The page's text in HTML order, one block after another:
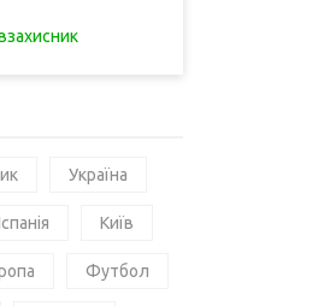
Україна
Київ
Футбол